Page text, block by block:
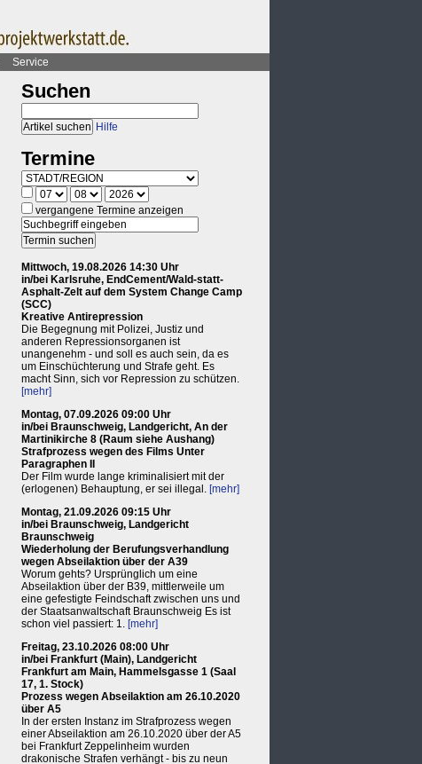
Service
Suchen
Hilfe
Termine
vergangene Termine anzeigen
Mittwoch, 19.08.2026 14:30 Uhr
in/bei Karlsruhe, EndCement/Wald-statt-
Asphalt-Zelt auf dem System Change Camp
(SCC)
Kreative Antirepression
Die Begegnung mit Polizei, Justiz und
anderen Repressionsorganen ist
unangenehm - und soll es auch sein, da es
um Einschüchterung und Strafe geht. Es
macht Sinn, sich vor Repression zu schützen.
[mehr]
Montag, 07.09.2026 09:00 Uhr
in/bei Braunschweig, Landgericht, An der
Martinikirche 8 (Raum siehe Aushang)
Strafprozess wegen des Films Unter
Paragraphen II
Der Film wurde lange kriminalisiert mit der
(erlogenen) Behauptung, er sei illegal. [mehr]
Montag, 21.09.2026 09:15 Uhr
in/bei Braunschweig, Landgericht
Braunschweig
Wiederholung der Berufungsverhandlung
wegen Abseilaktion über der A39
Worum gehts? Ursprünglich um eine
Abseilaktion über der B39, mittlerweile um
eine gefestigte Feindschaft zwischen uns und
der Staatsanwaltschaft Braunschweig Es ist
schon viel passiert: 1. [mehr]
Freitag, 23.10.2026 08:00 Uhr
in/bei Frankfurt (Main), Landgericht
Frankfurt am Main, Hammelsgasse 1 (Saal
17, 1. Stock)
Prozess wegen Abseilaktion am 26.10.2020
über A5
In der ersten Instanz im Strafprozess wegen
einer Abseilaktion am 26.10.2020 über der A5
bei Frankfurt Zeppelinheim wurden
drakonische Strafen verhängt - bis zu neun